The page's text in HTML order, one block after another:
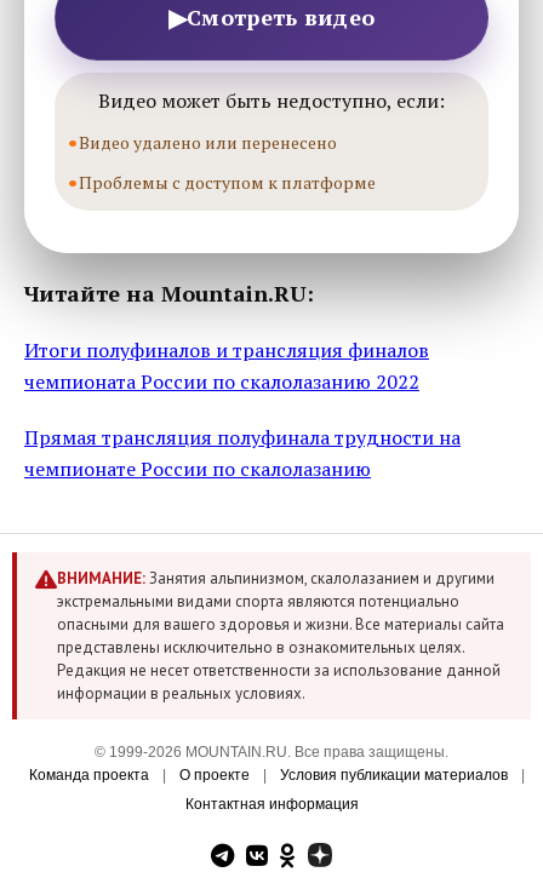
▶Смотреть видео
Видео может быть недоступно, если:
Видео удалено или перенесено
Проблемы с доступом к платформе
Читайте на Mountain.RU:
Итоги полуфиналов и трансляция финалов
чемпионата России по скалолазанию 2022
Прямая трансляция полуфинала трудности на
чемпионате России по скалолазанию
ВНИМАНИЕ:Занятия альпинизмом, скалолазанием и другими
экстремальными видами спорта являются потенциально
опасными для вашего здоровья и жизни. Все материалы сайта
представлены исключительно в ознакомительных целях.
Редакция не несет ответственности за использование данной
информации в реальных условиях.
© 1999-2026 MOUNTAIN.RU. Все права защищены.
Команда проекта
О проекте Условия публикации материалов
Контактная информация